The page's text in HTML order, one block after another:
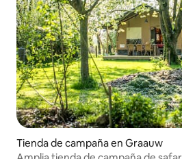
Tienda de campaña en Graauw